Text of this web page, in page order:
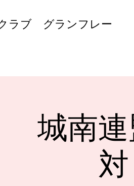
ラブ グランフレー
城南